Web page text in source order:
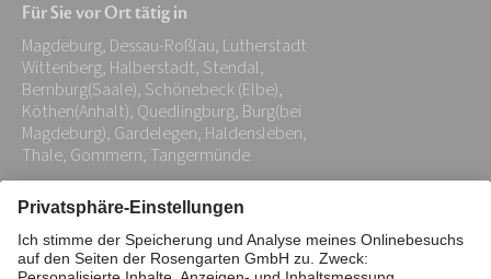
Adresse:
*
Für Sie vor Ort tätig in
Magdeburg, Dessau-Roßlau, Lutherstadt
Wittenberg, Halberstadt, Stendal,
Bernburg(Saale), Schönebeck (Elbe),
Köthen(Anhalt), Quedlingburg, Burg(bei
Magdeburg), Gardelegen, Haldensleben,
Thale, Gommern, Tangermünde
Impressum Datenschutz
Stiftung
Interne Meldestelle
Zahlungsmittel